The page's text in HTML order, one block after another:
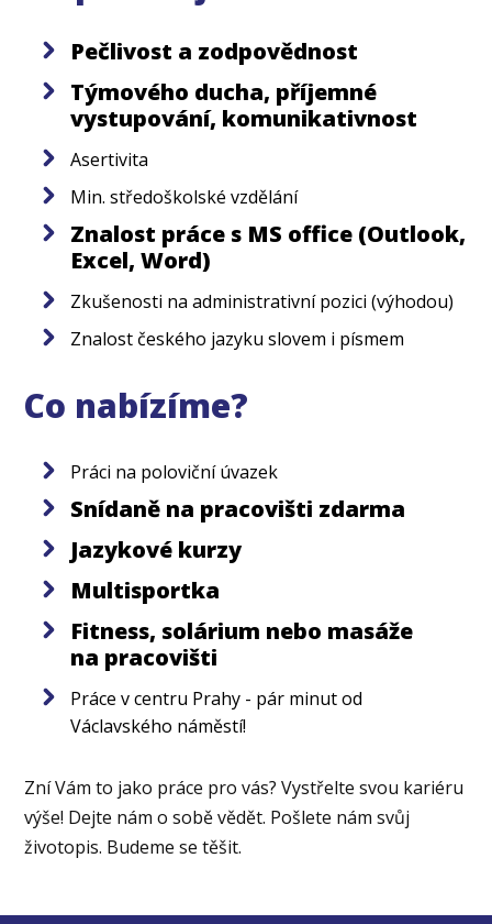
Pečlivost a zodpovědnost
Týmového ducha, příjemné
vystupování, komunikativnost
Asertivita
Min. středoškolské vzdělání
Znalost práce s MS office (Outlook,
Excel, Word)
Zkušenosti na administrativní pozici (výhodou)
Znalost českého jazyku slovem i písmem
Co nabízíme?
Práci na poloviční úvazek
Snídaně na pracovišti zdarma
Jazykové kurzy
Multisportka
Fitness, solárium nebo masáže
na pracovišti
Práce v centru Prahy - pár minut od
Václavského náměstí!
Zní Vám to jako práce pro vás? Vystřelte svou kariéru
výše! Dejte nám o sobě vědět. Pošlete nám svůj
životopis. Budeme se těšit.